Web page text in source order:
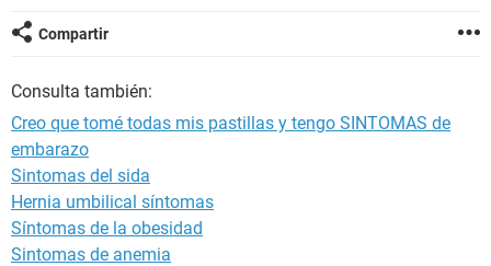
Compartir
Consulta también:
Creo que tomé todas mis pastillas y tengo SINTOMAS de
embarazo
Sintomas del sida
Hernia umbilical síntomas
Síntomas de la obesidad
Sintomas de anemia